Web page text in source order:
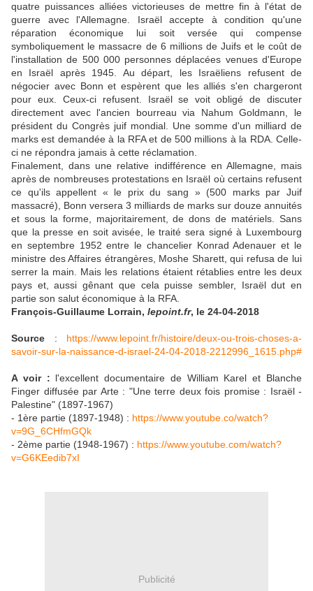
quatre puissances alliées victorieuses de mettre fin à l'état de
guerre avec l'Allemagne. Israël accepte à condition qu'une
réparation économique lui soit versée qui compense
symboliquement le massacre de 6 millions de Juifs et le coût de
l'installation de 500 000 personnes déplacées venues d'Europe
en Israël après 1945. Au départ, les Israëliens refusent de
négocier avec Bonn et espèrent que les alliés s'en chargeront
pour eux. Ceux-ci refusent. Israël se voit obligé de discuter
directement avec l'ancien bourreau via Nahum Goldmann, le
président du Congrès juif mondial. Une somme d'un milliard de
marks est demandée à la RFA et de 500 millions à la RDA. Celle-
ci ne répondra jamais à cette réclamation.
Finalement, dans une relative indifférence en Allemagne, mais
après de nombreuses protestations en Israël où certains refusent
ce qu'ils appellent « le prix du sang » (500 marks par Juif
massacré), Bonn versera 3 milliards de marks sur douze annuités
et sous la forme, majoritairement, de dons de matériels. Sans
que la presse en soit avisée, le traité sera signé à Luxembourg
en septembre 1952 entre le chancelier Konrad Adenauer et le
ministre des Affaires étrangères, Moshe Sharett, qui refusa de lui
serrer la main. Mais les relations étaient rétablies entre les deux
pays et, aussi gênant que cela puisse sembler, Israël dut en
partie son salut économique à la RFA.
François-Guillaume Lorrain, lepoint.fr, le 24-04-2018
Source : https://www.lepoint.fr/histoire/deux-ou-trois-choses-a-
savoir-sur-la-naissance-d-israel-24-04-2018-2212996_1615.php#
A voir : l'excellent documentaire de William Karel et Blanche
Finger diffusée par Arte : "Une terre deux fois promise : Israël -
Palestine" (1897-1967)
- 1ère partie (1897-1948) : https://www.youtube.co/watch?
v=9G_6CHfmGQk
- 2ème partie (1948-1967) : https://www.youtube.com/watch?
v=G6KEedib7xI
Publicité